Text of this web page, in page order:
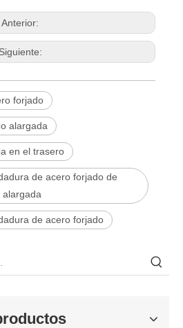
Anterior:
Siguiente:
forjado
alargada
en el trasero
de acero forjado de
de acero forjado
Válvula de compuerta de bronce, níquel y aluminio C95800: diseño técnico, rendimiento y aplicaciones industriales